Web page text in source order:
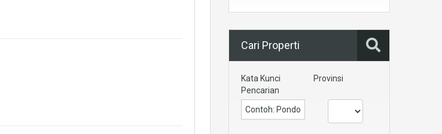
Cari Properti
Kata Kunci
Pencarian
Provinsi